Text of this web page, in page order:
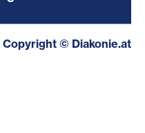
Copyright © Diakonie.at